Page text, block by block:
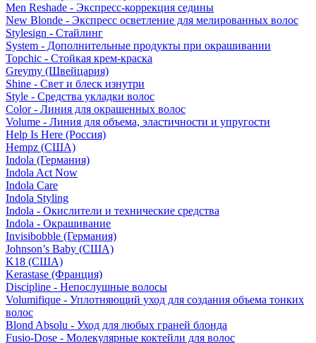
Men Reshade - Экспресс-коррекция седины
New Blonde - Экспресс осветление для мелированных волос
Stylesign - Стайлинг
System - Дополнительные продукты при окрашивании
Topchic - Стойкая крем-краска
Greymy (Швейцария)
Shine - Свет и блеск изнутри
Style - Средства укладки волос
Color - Линия для окрашенных волос
Volume - Линия для объема, эластичности и упругости
Help Is Here (Россия)
Hempz (США)
Indola (Германия)
Indola Act Now
Indola Care
Indola Styling
Indola - Окислители и технические средства
Indola - Окрашивание
Invisibobble (Германия)
Johnson’s Baby (США)
K18 (США)
Kerastase (Франция)
Discipline - Непослушные волосы
Volumifique - Уплотняющий уход для создания объема тонких
волос
Blond Absolu - Уход для любых граней блонда
Fusio-Dose - Молекулярные коктейли для волос